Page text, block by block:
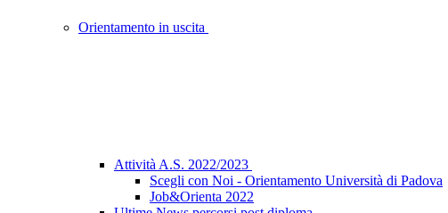
Orientamento in uscita
Attività A.S. 2022/2023
Scegli con Noi - Orientamento Università di Padova
Job&Orienta 2022